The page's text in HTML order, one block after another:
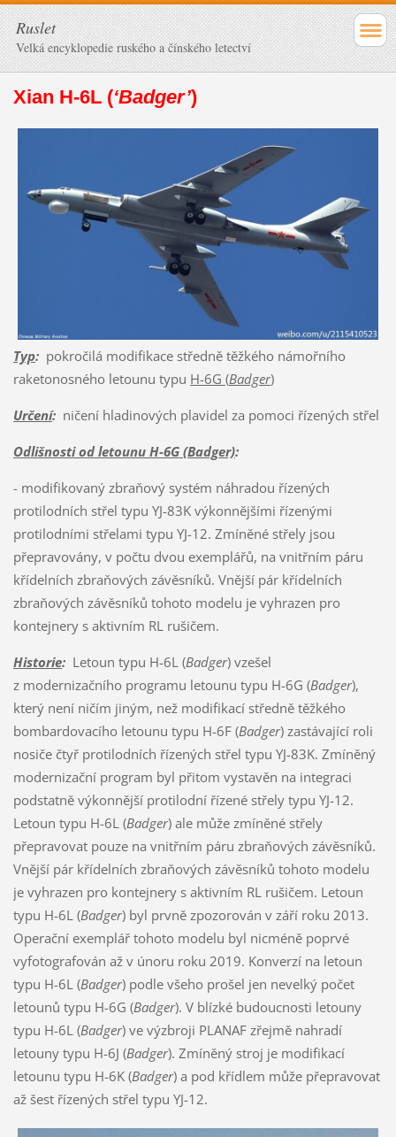
Ruslet
Velká encyklopedie ruského a čínského letectví
Xian H-6L (‘Badger’)
Typ:pokročilá modifikace středně těžkého námořního
raketonosného letounu typu H-6G (Badger)
Určení:ničení hladinových plavidel za pomoci řízených střel
Odlišnosti od letounu H-6G (Badger):
- modifikovaný zbraňový systém náhradou řízených
protilodních střel typu YJ-83K výkonnějšími řízenými
protilodními střelami typu YJ-12. Zmíněné střely jsou
přepravovány, v počtu dvou exemplářů, na vnitřním páru
křídelních zbraňových závěsníků. Vnější pár křídelních
zbraňových závěsníků tohoto modelu je vyhrazen pro
kontejnery s aktivním RL rušičem.
Historie:Letoun typu H-6L (Badger) vzešel
z modernizačního programu letounu typu H-6G (Badger),
který není ničím jiným, než modifikací středně těžkého
bombardovacího letounu typu H-6F (Badger) zastávající roli
nosiče čtyř protilodních řízených střel typu YJ-83K. Zmíněný
modernizační program byl přitom vystavěn na integraci
podstatně výkonnější protilodní řízené střely typu YJ-12.
Letoun typu H-6L (Badger) ale může zmíněné střely
přepravovat pouze na vnitřním páru zbraňových závěsníků.
Vnější pár křídelních zbraňových závěsníků tohoto modelu
je vyhrazen pro kontejnery s aktivním RL rušičem. Letoun
typu H-6L (Badger) byl prvně zpozorován v září roku 2013.
Operační exemplář tohoto modelu byl nicméně poprvé
vyfotografován až v únoru roku 2019. Konverzí na letoun
typu H-6L (Badger) podle všeho prošel jen nevelký počet
letounů typu H-6G (Badger). V blízké budoucnosti letouny
typu H-6L (Badger) ve výzbroji PLANAF zřejmě nahradí
letouny typu H-6J (Badger). Zmíněný stroj je modifikací
letounu typu H-6K (Badger) a pod křídlem může přepravovat
až šest řízených střel typu YJ-12.